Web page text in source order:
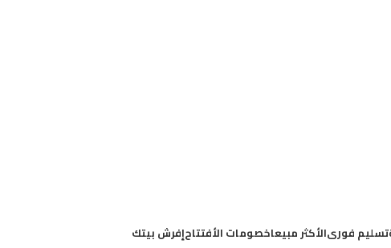
تسليم فورىالأكثر مبيعاخصومات الأفتتاحإفرش بيتك